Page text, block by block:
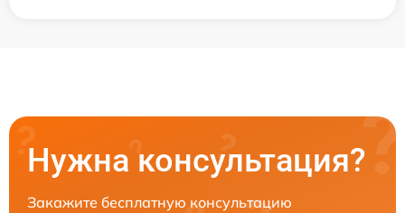
Нужна консультация?
Закажите бесплатную консультацию